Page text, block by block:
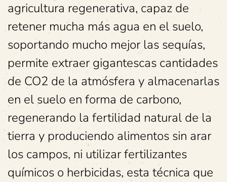
agricultura regenerativa, capaz de
retener mucha más agua en el suelo,
soportando mucho mejor las sequías,
permite extraer gigantescas cantidades
de CO2 de la atmósfera y almacenarlas
en el suelo en forma de carbono,
regenerando la fertilidad natural de la
tierra y produciendo alimentos sin arar
los campos, ni utilizar fertilizantes
químicos o herbicidas, esta técnica que